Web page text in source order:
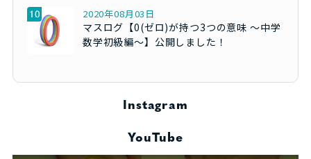
2020年08月03日
マスログ【0(ゼロ)が持つ3つの意味 ～中学
数学初級編～】公開しました！
Instagram
YouTube